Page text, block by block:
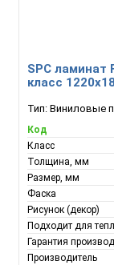
SPC ламинат
класс
Тип: Виниловые
Код
Класс
Толщина, мм
Размер, мм
Фаска
Рисунок (декор)
Подходит для
Гарантия
Производитель